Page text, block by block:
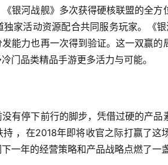
银河战舰》多次获得硬核联盟的全
家活动资源配合共同服务玩家。《
能力也再一次得到验证。这一双赢
门品类精品手游更多活力与可能。
没有停下前行的脚步，凭借过硬的产
，在2018年即将收官之际打赢了这
一年的经营策略和产品战略点燃了一